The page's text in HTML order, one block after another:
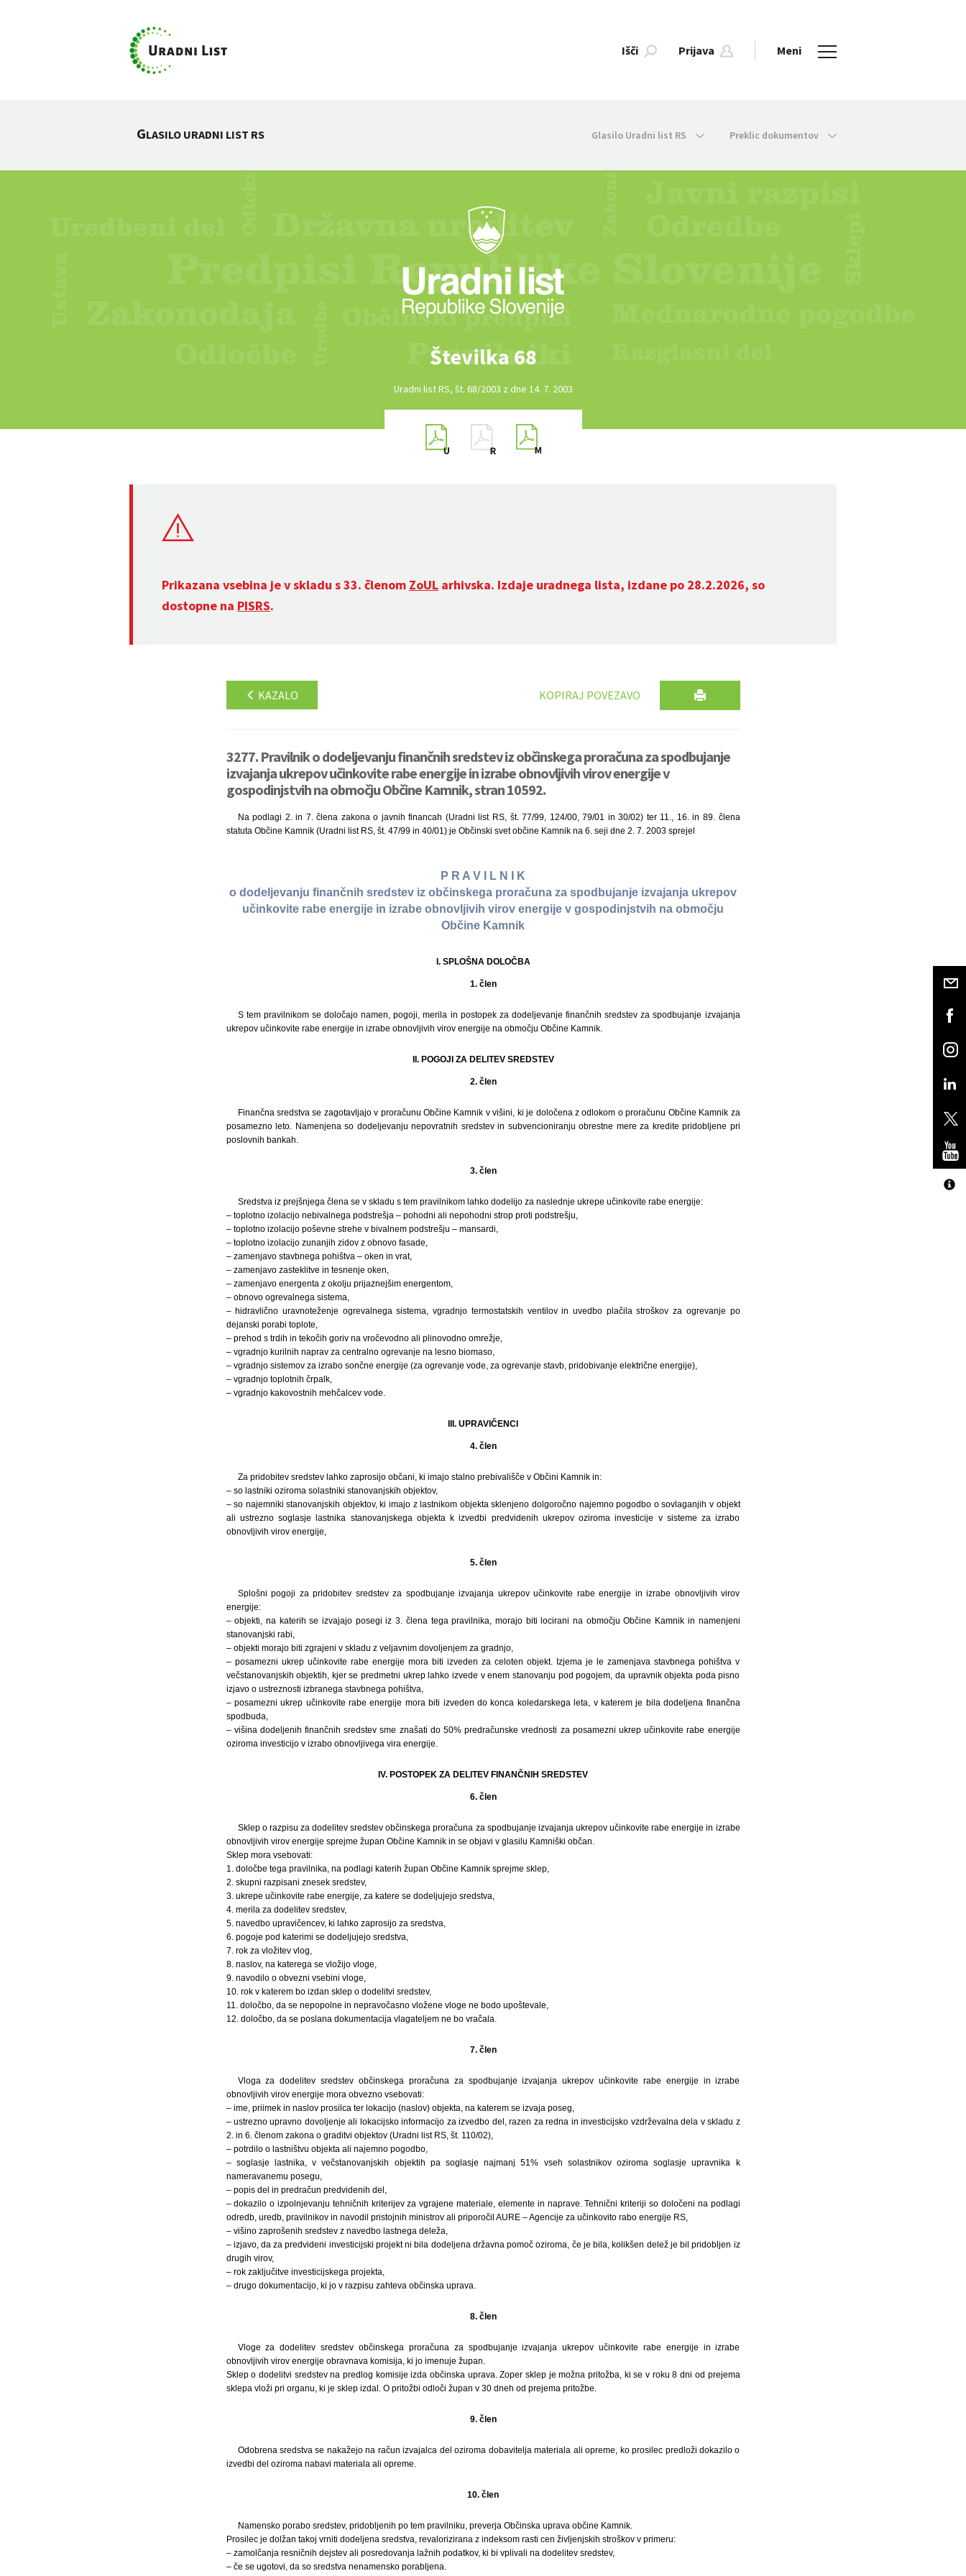
Išči Prijava Meni
GLASILO URADNI LIST RS Glasilo Uradni list RS Preklic dokumentov
Številka 68
Uradni list RS, št. 68/2003 z dne 14. 7. 2003
Prikazana vsebina je v skladu s 33. členom ZoUL arhivska. Izdaje uradnega lista, izdane po 28.2.2026, so
dostopne na PISRS.
KAZALO KOPIRAJ POVEZAVO
3277. Pravilnik o dodeljevanju finančnih sredstev iz občinskega proračuna za spodbujanje
izvajanja ukrepov učinkovite rabe energije in izrabe obnovljivih virov energije v
gospodinjstvih na območju Občine Kamnik, stran 10592.
Na podlagi 2. in 7. člena zakona o javnih financah (Uradni list RS, št. 77/99, 124/00, 79/01 in 30/02) ter 11., 16. in 89. člena
statuta Občine Kamnik (Uradni list RS, št. 47/99 in 40/01) je Občinski svet občine Kamnik na 6. seji dne 2. 7. 2003 sprejel
P R A V I L N I K
o dodeljevanju finančnih sredstev iz občinskega proračuna za spodbujanje izvajanja ukrepov
učinkovite rabe energije in izrabe obnovljivih virov energije v gospodinjstvih na območju
Občine Kamnik
I. SPLOŠNA DOLOČBA
1. člen
S tem pravilnikom se določajo namen, pogoji, merila in postopek za dodeljevanje finančnih sredstev za spodbujanje izvajanja
ukrepov učinkovite rabe energije in izrabe obnovljivih virov energije na območju Občine Kamnik.
II. POGOJI ZA DELITEV SREDSTEV
2. člen
Finančna sredstva se zagotavljajo v proračunu Občine Kamnik v višini, ki je določena z odlokom o proračunu Občine Kamnik za
posamezno leto. Namenjena so dodeljevanju nepovratnih sredstev in subvencioniranju obrestne mere za kredite pridobljene pri
poslovnih bankah.
3. člen
Sredstva iz prejšnjega člena se v skladu s tem pravilnikom lahko dodelijo za naslednje ukrepe učinkovite rabe energije:
– toplotno izolacijo nebivalnega podstrešja – pohodni ali nepohodni strop proti podstrešju,
– toplotno izolacijo poševne strehe v bivalnem podstrešju – mansardi,
– toplotno izolacijo zunanjih zidov z obnovo fasade,
– zamenjavo stavbnega pohištva – oken in vrat,
– zamenjavo zasteklitve in tesnenje oken,
– zamenjavo energenta z okolju prijaznejšim energentom,
– obnovo ogrevalnega sistema,
– hidravlično uravnoteženje ogrevalnega sistema, vgradnjo termostatskih ventilov in uvedbo plačila stroškov za ogrevanje po
dejanski porabi toplote,
– prehod s trdih in tekočih goriv na vročevodno ali plinovodno omrežje,
– vgradnjo kurilnih naprav za centralno ogrevanje na lesno biomaso,
– vgradnjo sistemov za izrabo sončne energije (za ogrevanje vode, za ogrevanje stavb, pridobivanje električne energije),
– vgradnjo toplotnih črpalk,
– vgradnjo kakovostnih mehčalcev vode.
III. UPRAVIČENCI
4. člen
Za pridobitev sredstev lahko zaprosijo občani, ki imajo stalno prebivališče v Občini Kamnik in:
– so lastniki oziroma solastniki stanovanjskih objektov,
– so najemniki stanovanjskih objektov, ki imajo z lastnikom objekta sklenjeno dolgoročno najemno pogodbo o sovlaganjih v objekt
ali ustrezno soglasje lastnika stanovanjskega objekta k izvedbi predvidenih ukrepov oziroma investicije v sisteme za izrabo
obnovljivih virov energije,
5. člen
Splošni pogoji za pridobitev sredstev za spodbujanje izvajanja ukrepov učinkovite rabe energije in izrabe obnovljivih virov
energije:
– objekti, na katerih se izvajajo posegi iz 3. člena tega pravilnika, morajo biti locirani na območju Občine Kamnik in namenjeni
stanovanjski rabi,
– objekti morajo biti zgrajeni v skladu z veljavnim dovoljenjem za gradnjo,
– posamezni ukrep učinkovite rabe energije mora biti izveden za celoten objekt. Izjema je le zamenjava stavbnega pohištva v
večstanovanjskih objektih, kjer se predmetni ukrep lahko izvede v enem stanovanju pod pogojem, da upravnik objekta poda pisno
izjavo o ustreznosti izbranega stavbnega pohištva,
– posamezni ukrep učinkovite rabe energije mora biti izveden do konca koledarskega leta, v katerem je bila dodeljena finančna
spodbuda,
– višina dodeljenih finančnih sredstev sme znašati do 50% predračunske vrednosti za posamezni ukrep učinkovite rabe energije
oziroma investicijo v izrabo obnovljivega vira energije.
IV. POSTOPEK ZA DELITEV FINANČNIH SREDSTEV
6. člen
Sklep o razpisu za dodelitev sredstev občinskega proračuna za spodbujanje izvajanja ukrepov učinkovite rabe energije in izrabe
obnovljivih virov energije sprejme župan Občine Kamnik in se objavi v glasilu Kamniški občan.
Sklep mora vsebovati:
1. določbe tega pravilnika, na podlagi katerih župan Občine Kamnik sprejme sklep,
2. skupni razpisani znesek sredstev,
3. ukrepe učinkovite rabe energije, za katere se dodeljujejo sredstva,
4. merila za dodelitev sredstev,
5. navedbo upravičencev, ki lahko zaprosijo za sredstva,
6. pogoje pod katerimi se dodeljujejo sredstva,
7. rok za vložitev vlog,
8. naslov, na katerega se vložijo vloge,
9. navodilo o obvezni vsebini vloge,
10. rok v katerem bo izdan sklep o dodelitvi sredstev,
11. določbo, da se nepopolne in nepravočasno vložene vloge ne bodo upoštevale,
12. določbo, da se poslana dokumentacija vlagateljem ne bo vračala.
7. člen
Vloga za dodelitev sredstev občinskega proračuna za spodbujanje izvajanja ukrepov učinkovite rabe energije in izrabe
obnovljivih virov energije mora obvezno vsebovati:
– ime, priimek in naslov prosilca ter lokacijo (naslov) objekta, na katerem se izvaja poseg,
– ustrezno upravno dovoljenje ali lokacijsko informacijo za izvedbo del, razen za redna in investicijsko vzdrževalna dela v skladu z
2. in 6. členom zakona o graditvi objektov (Uradni list RS, št. 110/02),
– potrdilo o lastništvu objekta ali najemno pogodbo,
– soglasje lastnika, v večstanovanjskih objektih pa soglasje najmanj 51% vseh solastnikov oziroma soglasje upravnika k
nameravanemu posegu,
– popis del in predračun predvidenih del,
– dokazilo o izpolnjevanju tehničnih kriterijev za vgrajene materiale, elemente in naprave. Tehnični kriteriji so določeni na podlagi
odredb, uredb, pravilnikov in navodil pristojnih ministrov ali priporočil AURE – Agencije za učinkovito rabo energije RS,
– višino zaprošenih sredstev z navedbo lastnega deleža,
– izjavo, da za predvideni investicijski projekt ni bila dodeljena državna pomoč oziroma, če je bila, kolikšen delež je bil pridobljen iz
drugih virov,
– rok zaključitve investicijskega projekta,
– drugo dokumentacijo, ki jo v razpisu zahteva občinska uprava.
8. člen
Vloge za dodelitev sredstev občinskega proračuna za spodbujanje izvajanja ukrepov učinkovite rabe energije in izrabe
obnovljivih virov energije obravnava komisija, ki jo imenuje župan.
Sklep o dodelitvi sredstev na predlog komisije izda občinska uprava. Zoper sklep je možna pritožba, ki se v roku 8 dni od prejema
sklepa vloži pri organu, ki je sklep izdal. O pritožbi odloči župan v 30 dneh od prejema pritožbe.
9. člen
Odobrena sredstva se nakažejo na račun izvajalca del oziroma dobavitelja materiala ali opreme, ko prosilec predloži dokazilo o
izvedbi del oziroma nabavi materiala ali opreme.
10. člen
Namensko porabo sredstev, pridobljenih po tem pravilniku, preverja Občinska uprava občine Kamnik.
Prosilec je dolžan takoj vrniti dodeljena sredstva, revalorizirana z indeksom rasti cen življenjskih stroškov v primeru:
– zamolčanja resničnih dejstev ali posredovanja lažnih podatkov, ki bi vplivali na dodelitev sredstev,
– če se ugotovi, da so sredstva nenamensko porabljena.